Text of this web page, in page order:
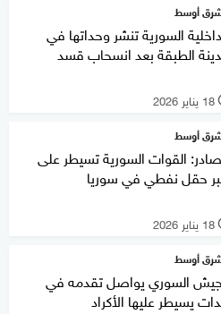
أوسط
السورية تنشر وحداتها في
الطبقة بعد انسحاب قسد
18 يناير 2026
أوسط
القوات السورية تسيطر على
حقل نفطي في سوريا
18 يناير 2026
أوسط
السوري يواصل تقدمه في
يسيطر عليها الأكراد